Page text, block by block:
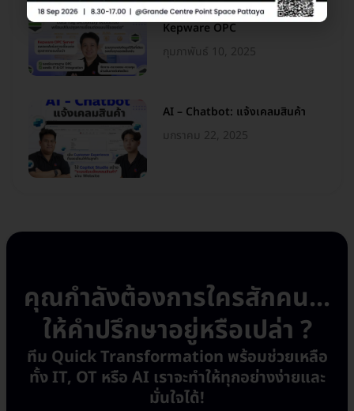
Data Tag Dictionary by
Kepware OPC
กุมภาพันธ์ 10, 2025
AI – Chatbot: แจ้งเคลมสินค้า
มกราคม 22, 2025
คุณกำลังต้องการใครสักคน...
ให้คำปรึกษาอยู่หรือเปล่า ?
ทีม Quick Transformation พร้อมช่วยเหลือ
ทั้ง IT, OT หรือ AI เราจะทำให้ทุกอย่างง่ายและ
มั่นใจได้!